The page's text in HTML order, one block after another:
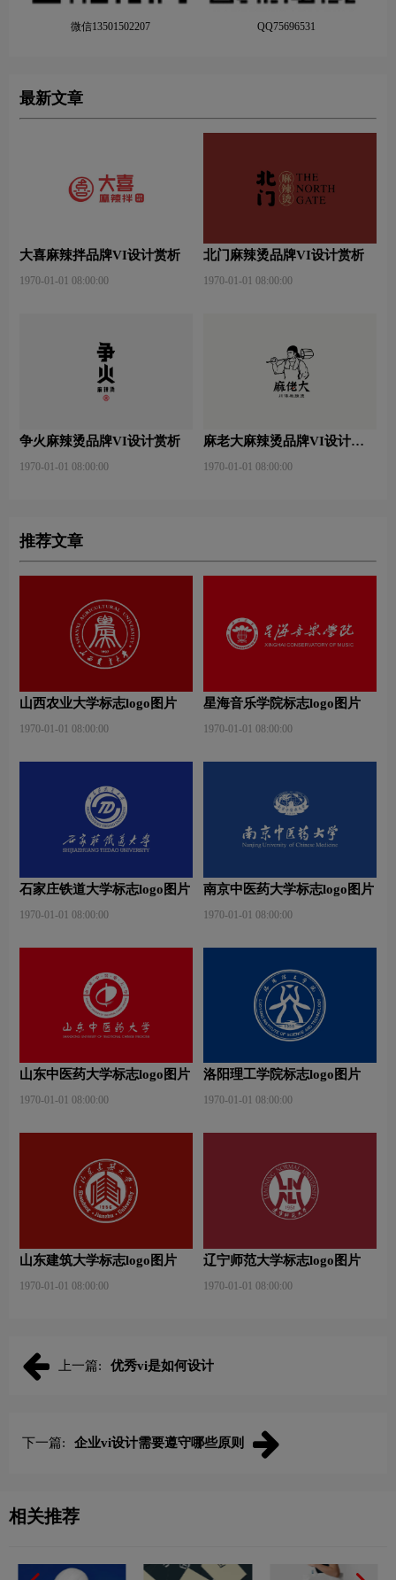
微信13501502207 QQ75696531
最新文章
大喜麻辣拌品牌VI设计赏析
1970-01-01 08:00:00
北门麻辣烫品牌VI设计赏析
1970-01-01 08:00:00
争火麻辣烫品牌VI设计赏析
1970-01-01 08:00:00
麻老大麻辣烫品牌VI设计赏
1970-01-01 08:00:00
推荐文章
山西农业大学标志logo图片
1970-01-01 08:00:00
星海音乐学院标志logo图片
1970-01-01 08:00:00
石家庄铁道大学标志logo图片
1970-01-01 08:00:00
南京中医药大学标志logo图片
1970-01-01 08:00:00
山东中医药大学标志logo图片
1970-01-01 08:00:00
洛阳理工学院标志logo图片
1970-01-01 08:00:00
山东建筑大学标志logo图片
1970-01-01 08:00:00
辽宁师范大学标志logo图片
1970-01-01 08:00:00
上一篇: 优秀vi是如何设计
下一篇: 企业vi设计需要遵守哪些原则
相关推荐